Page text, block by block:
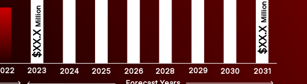
2023 2024 2025 2026 2028 2029 2030 2031
$XX.X
Million
$XX.X
Million